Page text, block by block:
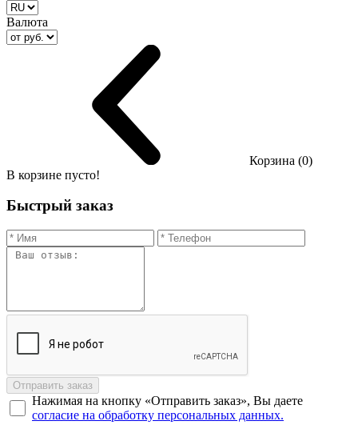
Валюта
Корзина (0)
В корзине пусто!
Быстрый заказ
Отправить заказ
Нажимая на кнопку «Отправить заказ», Вы даете
согласие на обработку персональных данных.